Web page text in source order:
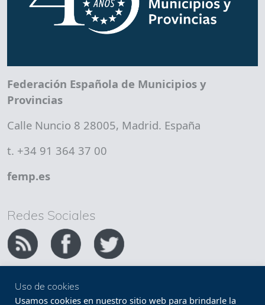
Federación Española de Municipios y
Provincias
Calle Nuncio 8 28005, Madrid. España
t. +34 91 364 37 00
femp.es
Redes Sociales
Copyright FEMP Accesibilidad
Uso de cookies
Usamos cookies en nuestro sitio web para brindarle la